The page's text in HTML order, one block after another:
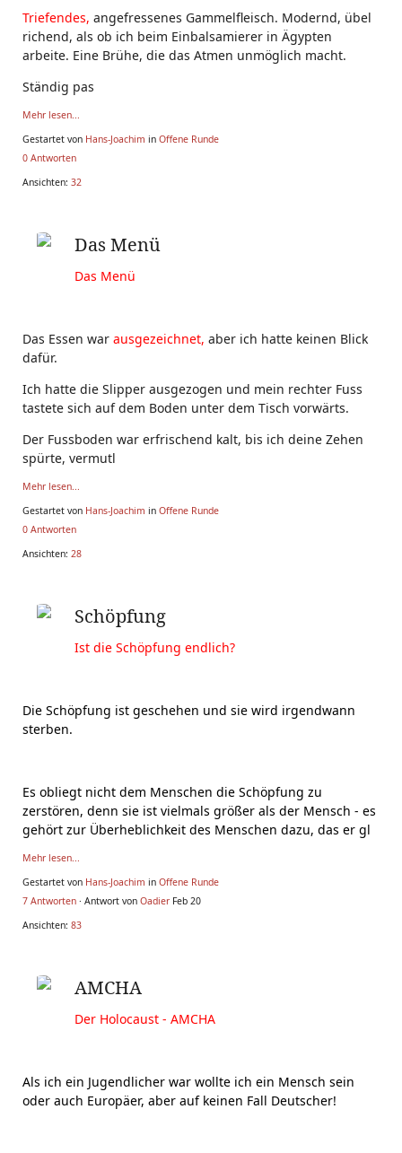
Triefendes, angefressenes Gammelfleisch. Modernd, übel
richend, als ob ich beim Einbalsamierer in Ägypten
arbeite. Eine Brühe, die das Atmen unmöglich macht.
Ständig pas
Mehr lesen...
Gestartet von Hans-Joachim in Offene Runde
0 Antworten
Ansichten: 32
Das Menü
Das Menü
Das Essen war ausgezeichnet, aber ich hatte keinen Blick
dafür.
Ich hatte die Slipper ausgezogen und mein rechter Fuss
tastete sich auf dem Boden unter dem Tisch vorwärts.
Der Fussboden war erfrischend kalt, bis ich deine Zehen
spürte, vermutl
Mehr lesen...
Gestartet von Hans-Joachim in Offene Runde
0 Antworten
Ansichten: 28
Schöpfung
Ist die Schöpfung endlich?
Die Schöpfung ist geschehen und sie wird irgendwann
sterben.
Es obliegt nicht dem Menschen die Schöpfung zu
zerstören, denn sie ist vielmals größer als der Mensch - es
gehört zur Überheblichkeit des Menschen dazu, das er gl
Mehr lesen...
Gestartet von Hans-Joachim in Offene Runde
7 Antworten · Antwort von Oadier Feb 20
Ansichten: 83
AMCHA
Der Holocaust - AMCHA
Als ich ein Jugendlicher war wollte ich ein Mensch sein
oder auch Europäer, aber auf keinen Fall Deutscher!